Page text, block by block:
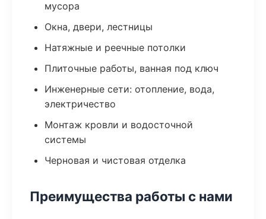
мусора
Окна, двери, лестницы
Натяжные и реечные потолки
Плиточные работы, ванная под ключ
Инженерные сети: отопление, вода,
электричество
Монтаж кровли и водосточной
системы
Черновая и чистовая отделка
Преимущества работы с нами